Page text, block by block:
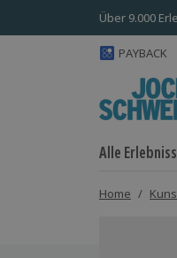
Über 9.000
PAYBACK
Alle
Home /